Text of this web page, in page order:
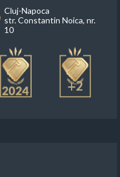
Cluj-Napoca
str. Constantin Noica, nr.
10
+2